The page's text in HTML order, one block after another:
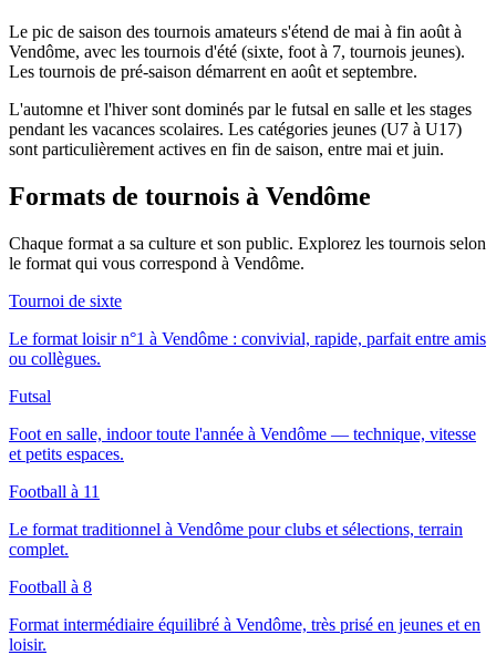
Le pic de saison des tournois amateurs s'étend de mai à fin août à
Vendôme, avec les tournois d'été (sixte, foot à 7, tournois jeunes).
Les tournois de pré-saison démarrent en août et septembre.
L'automne et l'hiver sont dominés par le futsal en salle et les stages
pendant les vacances scolaires. Les catégories jeunes (U7 à U17)
sont particulièrement actives en fin de saison, entre mai et juin.
Formats de tournois à Vendôme
Chaque format a sa culture et son public. Explorez les tournois selon
le format qui vous correspond à Vendôme.
Tournoi de sixte
Le format loisir n°1 à Vendôme : convivial, rapide, parfait entre amis
ou collègues.
Futsal
Foot en salle, indoor toute l'année à Vendôme — technique, vitesse
et petits espaces.
Football à 11
Le format traditionnel à Vendôme pour clubs et sélections, terrain
complet.
Football à 8
Format intermédiaire équilibré à Vendôme, très prisé en jeunes et en
loisir.